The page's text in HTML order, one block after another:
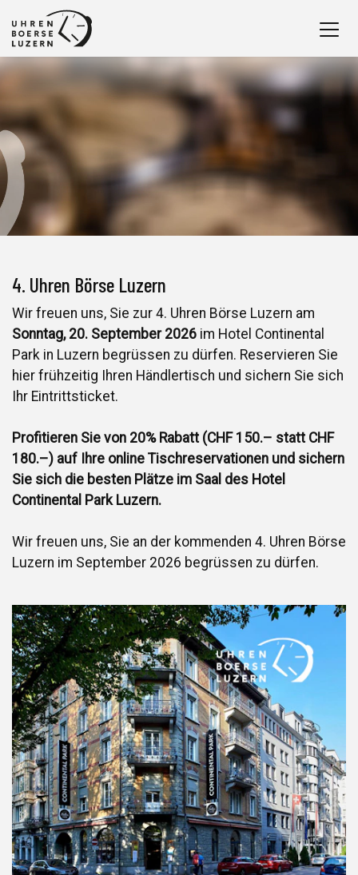
4. Uhren Börse Luzern
Wir freuen uns, Sie zur 4. Uhren Börse Luzern am
Sonntag, 20. September 2026 im Hotel Continental
Park in Luzern begrüssen zu dürfen. Reservieren Sie
hier frühzeitig Ihren Händlertisch und sichern Sie sich
Ihr Eintrittsticket.
Profitieren Sie von 20% Rabatt (CHF 150.– statt CHF
180.–) auf Ihre online Tischreservationen und sichern
Sie sich die besten Plätze im Saal des Hotel
Continental Park Luzern.
Wir freuen uns, Sie an der kommenden 4. Uhren Börse
Luzern im September 2026 begrüssen zu dürfen.